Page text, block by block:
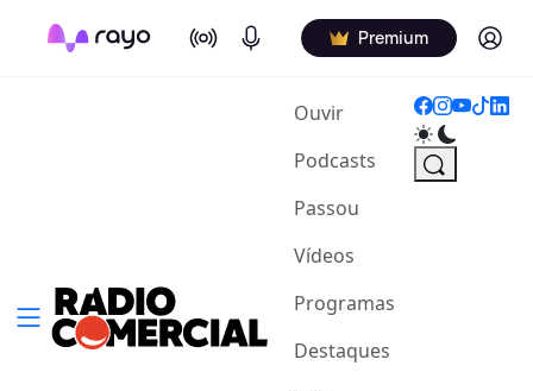
On Air Podcasts Premium Log in
Ouvir(current)
Podcasts
Passou
Vídeos
Programas
Destaques